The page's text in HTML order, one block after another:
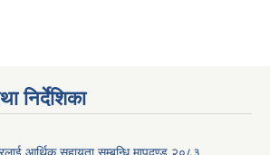
निर्देशिका